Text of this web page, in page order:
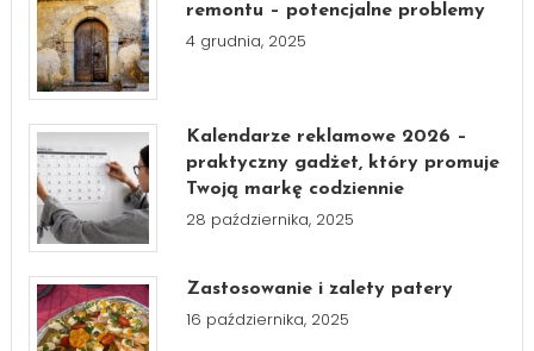
remontu – potencjalne problemy
4 grudnia, 2025
Kalendarze reklamowe 2026 –
praktyczny gadżet, który promuje
Twoją markę codziennie
28 października, 2025
Zastosowanie i zalety patery
16 października, 2025